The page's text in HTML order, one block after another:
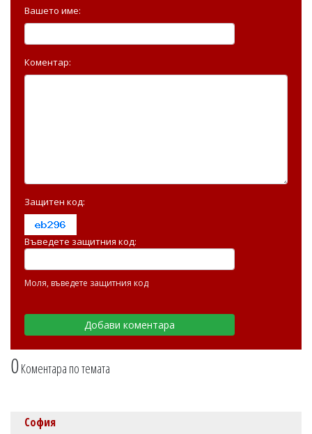
0Коментара по темата
Вашето име:
Коментар:
Защитен код:
Въведете защитния код:
Моля, въведете защитния код
София